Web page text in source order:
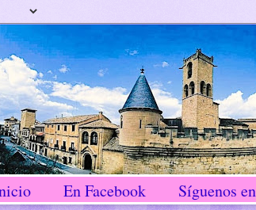
En Facebook Síguenos